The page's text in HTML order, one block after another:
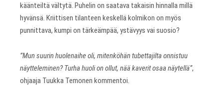
käänteiltä vältytä. Puhelin on saatava takaisin hinnalla millä
hyvänsä. Kriittisen tilanteen keskellä kolmikon on myös
punnittava, kumpi on tärkeämpää, ystävyys vai suosio?
”Mun suurin huolenaihe oli, mitenköhän tubettajilta onnistuu
näytteleminen? Turha huoli on ollut, nää kaverit osaa näytellä”,
ohjaaja Tuukka Temonen kommentoi.